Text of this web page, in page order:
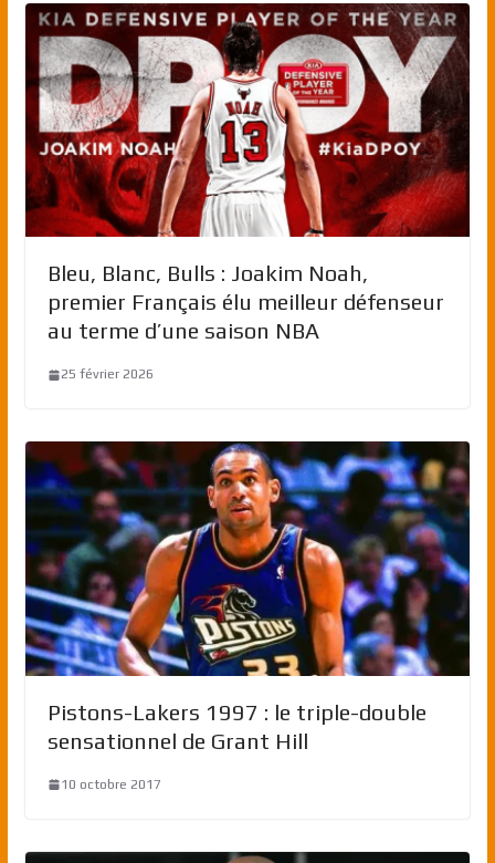
Bleu, Blanc, Bulls : Joakim Noah,
premier Français élu meilleur défenseur
au terme d’une saison NBA
25 février 2026
Pistons-Lakers 1997 : le triple-double
sensationnel de Grant Hill
10 octobre 2017